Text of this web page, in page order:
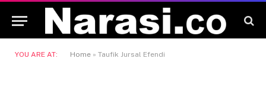
YOU ARE AT: Home » Taufik Jursal Efendi